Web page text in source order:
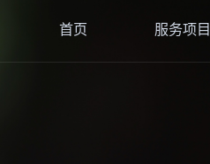
首页 服务项目